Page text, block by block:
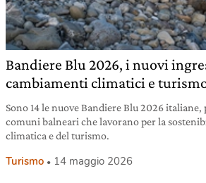
Bandiere Blu 2026, i nuovi
cambiamenti climatici e
Sono 14 le nuove Bandiere Blu 2026 italiane,
comuni balneari che lavorano per la
climatica e del turismo.
Turismo 14 maggio 2026